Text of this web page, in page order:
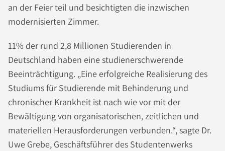
an der Feier teil und besichtigten die inzwischen
modernisierten Zimmer.
11% der rund 2,8 Millionen Studierenden in
Deutschland haben eine studienerschwerende
Beeinträchtigung. „Eine erfolgreiche Realisierung des
Studiums für Studierende mit Behinderung und
chronischer Krankheit ist nach wie vor mit der
Bewältigung von organisatorischen, zeitlichen und
materiellen Herausforderungen verbunden.“, sagte Dr.
Uwe Grebe, Geschäftsführer des Studentenwerks